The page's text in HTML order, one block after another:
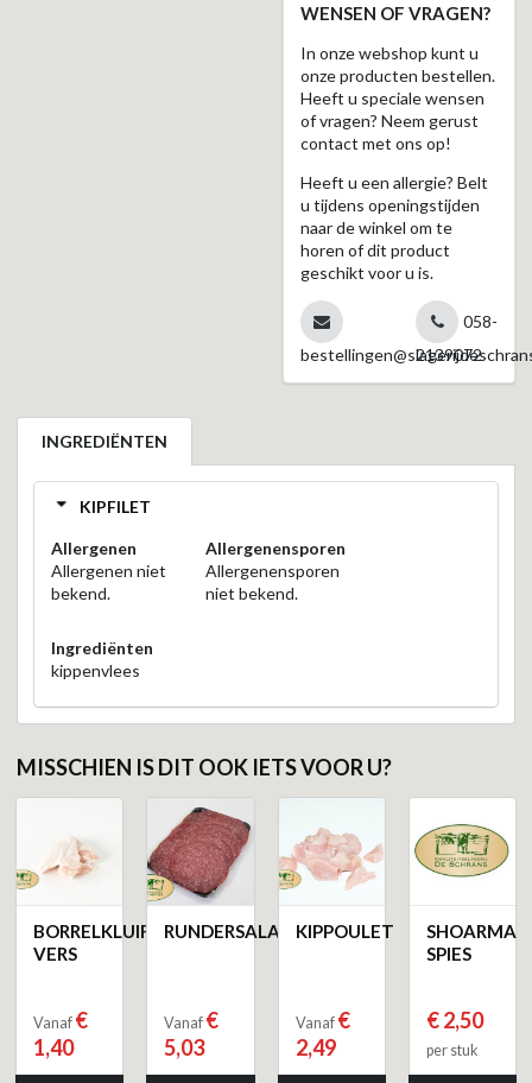
WENSEN OF VRAGEN?
In onze webshop kunt u
onze producten bestellen.
Heeft u speciale wensen
of vragen? Neem gerust
contact met ons op!
Heeft u een allergie? Belt
u tijdens openingstijden
naar de winkel om te
horen of dit product
geschikt voor u is.
058-
2139072
INGREDIËNTEN
KIPFILET
Allergenen
Allergenen niet
bekend.
Allergenensporen
Allergenensporen
niet bekend.
Ingrediënten
kippenvlees
MISSCHIEN IS DIT OOK IETS VOOR U?
BORRELKLUIFJES
VERS
Vanaf €
1,40
RUNDERSALAMI
Vanaf €
5,03
KIPPOULET
Vanaf €
2,49
SHOARMA
SPIES
€ 2,50
per stuk